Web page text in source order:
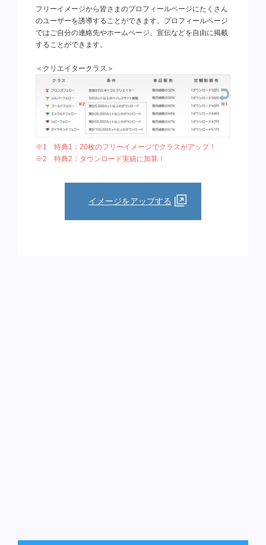
フリーイメージから皆さまのプロフィールページにたくさん
のユーザーを誘導することができます。プロフィールページ
ではご自分の連絡先やホームページ、宣伝などを自由に掲載
することができます。
＜クリエイタークラス＞
※1 特典1：20枚のフリーイメージでクラスがアップ！
※2 特典2：ダウンロード実績に加算！
イメージをアップする